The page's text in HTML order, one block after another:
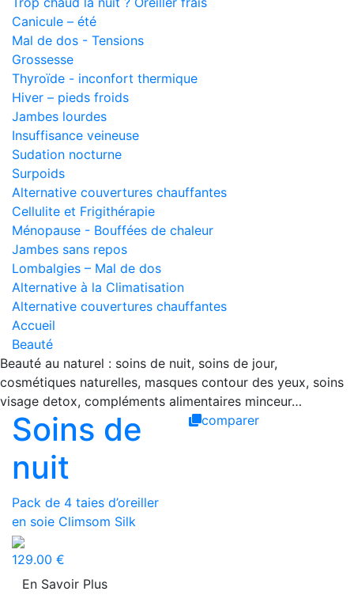
Canicule – été
Mal de dos - Tensions
Grossesse
Thyroïde - inconfort thermique
Hiver – pieds froids
Jambes lourdes
Insuffisance veineuse
Sudation nocturne
Surpoids
Alternative couvertures chauffantes
Cellulite et Frigithérapie
Ménopause - Bouffées de chaleur
Jambes sans repos
Lombalgies – Mal de dos
Alternative à la Climatisation
Alternative couvertures chauffantes
Accueil
Beauté
Beauté au naturel : soins de nuit, soins de jour,
cosmétiques naturelles, masques contour des yeux, soins
visage detox, compléments alimentaires minceur…
Soins de
nuit
comparer
Pack de 4 taies d’oreiller
en soie Climsom Silk
129.00 €
En Savoir Plus